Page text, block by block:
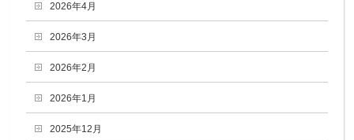
2026年4月
2026年3月
2026年2月
2026年1月
2025年12月